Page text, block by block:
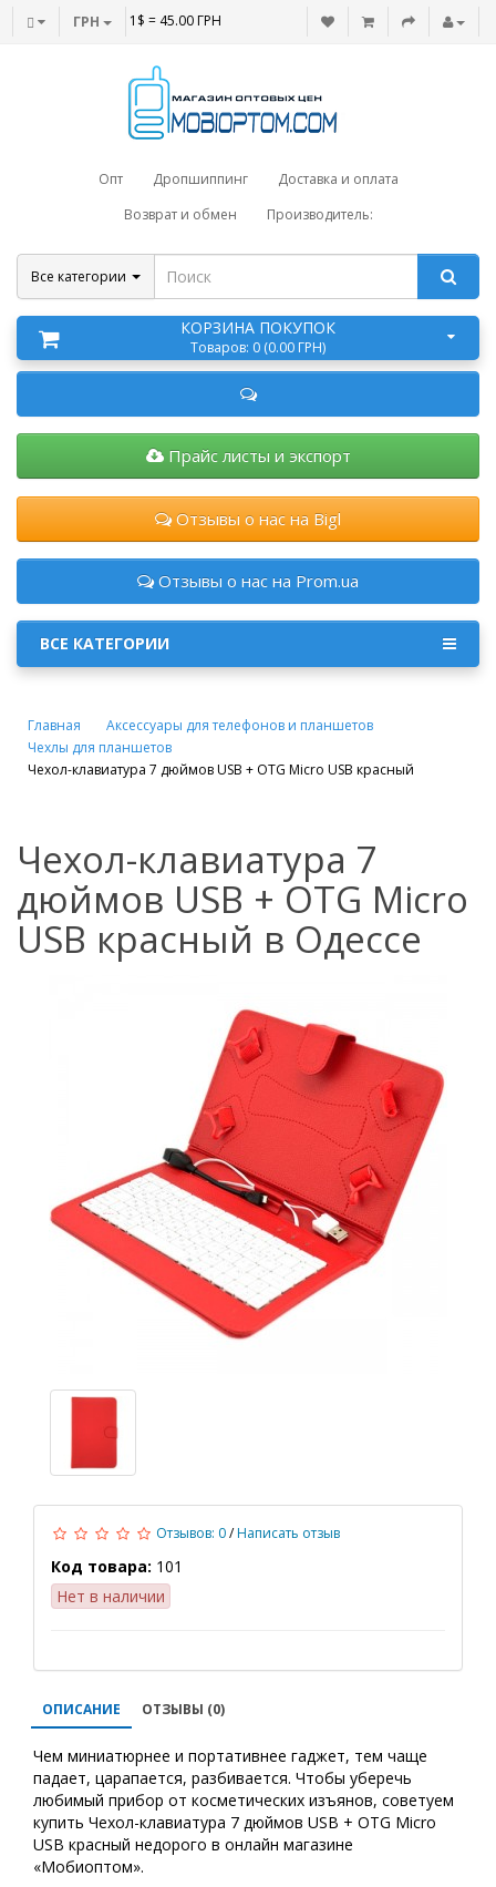
ГРН 1$ = 45.00 ГРН
Опт Дропшиппинг
Доставка и оплата
Возврат и обмен
Производитель:
Все категории
КОРЗИНА ПОКУПОК
Товаров: 0 (0.00 ГРН)
Прайс листы и экспорт
Отзывы о нас на Bigl
Отзывы о нас на Prom.ua
ВСЕ КАТЕГОРИИ
Главная
Аксессуары для телефонов и планшетов
Чехлы для планшетов
Чехол-клавиатура 7 дюймов USB + OTG Micro USB красный
Чехол-клавиатура 7
дюймов USB + OTG Micro
USB красный в Одессе
Отзывов: 0/Написать отзыв
Код товара: 101
Нет в наличии
ОПИСАНИЕ ОТЗЫВЫ (0)
Чем миниатюрнее и портативнее гаджет, тем чаще
падает, царапается, разбивается. Чтобы уберечь
любимый прибор от косметических изъянов, советуем
купить Чехол-клавиатура 7 дюймов USB + OTG Micro
USB красный недорого в онлайн магазине
«Мобиоптом».